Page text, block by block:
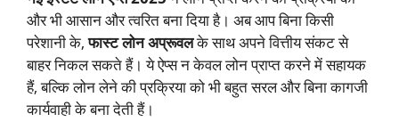
और भी आसान और त्वरित बना दिया है। अब आप बिना किसी
परेशानी के,फास्ट लोन अप्रूवलके साथ अपने वित्तीय संकट से
बाहर निकल सकते हैं। ये ऐप्स न केवल लोन प्राप्त करने में सहायक
हैं, बल्कि लोन लेने की प्रक्रिया को भी बहुत सरल और बिना कागजी
कार्यवाही के बना देती हैं।